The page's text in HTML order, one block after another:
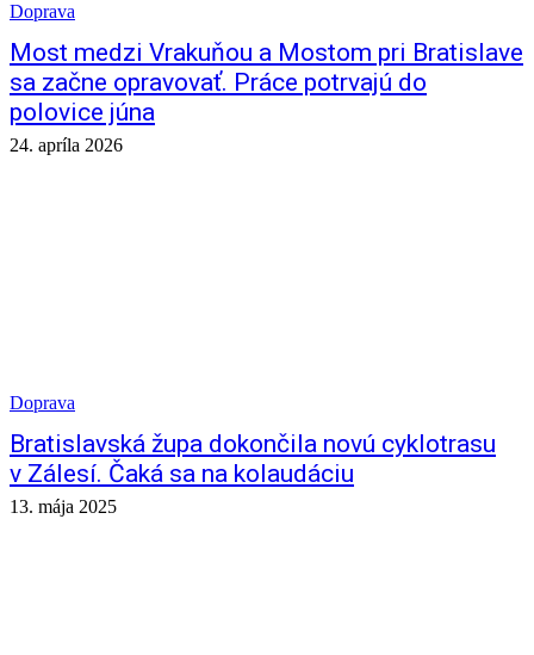
Doprava
Most medzi Vrakuňou a Mostom pri Bratislave
sa začne opravovať. Práce potrvajú do
polovice júna
24. apríla 2026
Doprava
Bratislavská župa dokončila novú cyklotrasu
v Zálesí. Čaká sa na kolaudáciu
13. mája 2025